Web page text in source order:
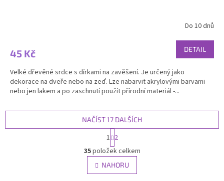
Do 10 dnů
45 Kč DETAIL
Velké dřevěné srdce s dírkami na zavěšení. Je určený jako
dekorace na dveře nebo na zeď. Lze nabarvit akrylovými barvami
nebo jen lakem a po zaschnutí použít přírodní materiál -...
O
v
l
á
NAČÍST 17 DALŠÍCH
t
r
á
n
k
1 2
35položek celkem
NAHORU